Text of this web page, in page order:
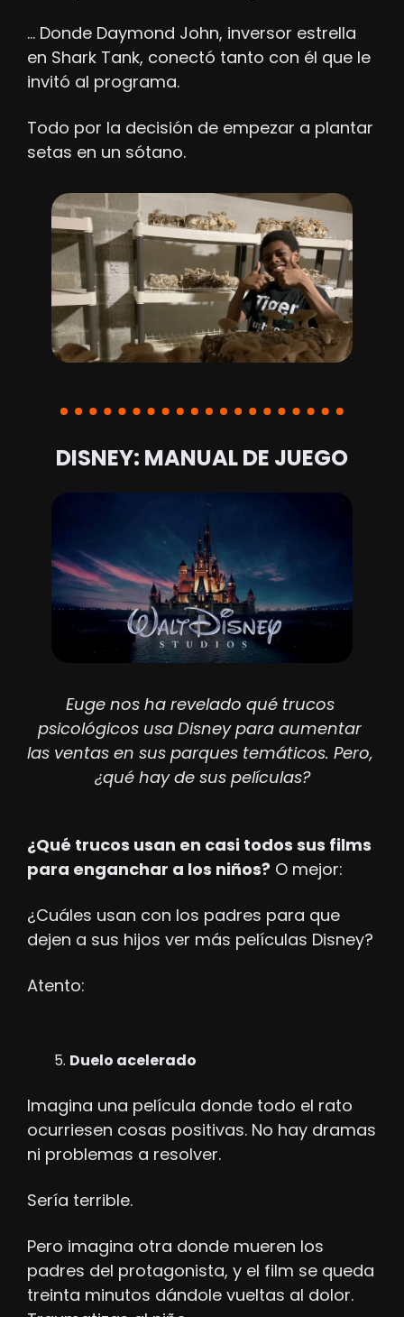
… Donde Daymond John, inversor estrella
en Shark Tank, conectó tanto con él que le
invitó al programa.
Todo por la decisión de empezar a plantar
setas en un sótano.
DISNEY: MANUAL DE JUEGO
Euge nos ha revelado qué trucos
psicológicos usa Disney para aumentar
las ventas en sus parques temáticos. Pero,
¿qué hay de sus películas?
¿Qué trucos usan en casi todos sus films
para enganchar a los niños? O mejor:
¿Cuáles usan con los padres para que
dejen a sus hijos ver más películas Disney?
Atento:
Duelo acelerado
Imagina una película donde todo el rato
ocurriesen cosas positivas. No hay dramas
ni problemas a resolver.
Sería terrible.
Pero imagina otra donde mueren los
padres del protagonista, y el film se queda
treinta minutos dándole vueltas al dolor.